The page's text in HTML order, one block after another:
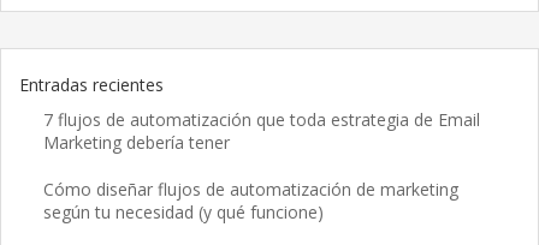
Entradas recientes
7 flujos de automatización que toda estrategia de Email
Marketing debería tener
Cómo diseñar flujos de automatización de marketing
según tu necesidad (y qué funcione)